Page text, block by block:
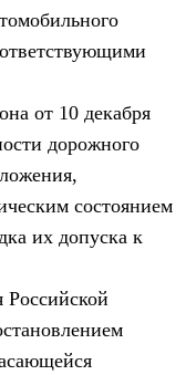
от 10 декабря
дорожного
состоянием
их допуска к